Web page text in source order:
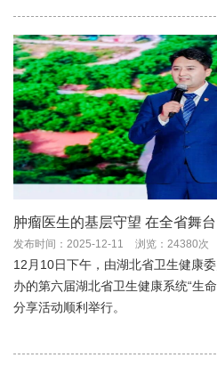
肿瘤医生的基层守望
发布时间：2025-12-11 浏览：24380次
12月10日下午，由湖北省卫生健康
办的第六届湖北省卫生健康系统“生
分享活动顺利举行。